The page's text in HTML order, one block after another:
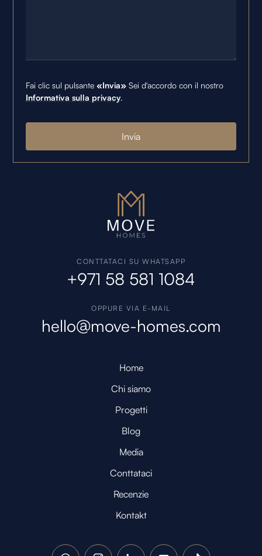
CONTTATACI SU WHATSAPP
+971 58 581 1084
OPPURE VIA E-MAIL
hello@move-homes.com
Home
Chi siamo
Progetti
Blog
Media
Conttataci
Recenzie
Kontakt
Fai clic sul pulsante «Invia»Sei d'accordo con il nostro
Informativa sulla privacy.